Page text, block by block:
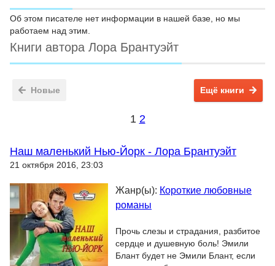
Об этом писателе нет информации в нашей базе, но мы
работаем над этим.
Книги автора Лора Брантуэйт
Новые Ещё книги
1 2
Наш маленький Нью-Йорк - Лора Брантуэйт
21 октября 2016, 23:03
Жанр(ы): Короткие любовные
романы
Прочь слезы и страдания, разбитое
сердце и душевную боль! Эмили
Блант будет не Эмили Блант, если